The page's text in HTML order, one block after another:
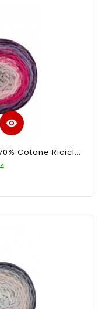
visibility
MACRAMÈ CAKE BALL 250g,220mt70% Cotone Riciclato 30% PoliestereMix Bordeaux N 5
4